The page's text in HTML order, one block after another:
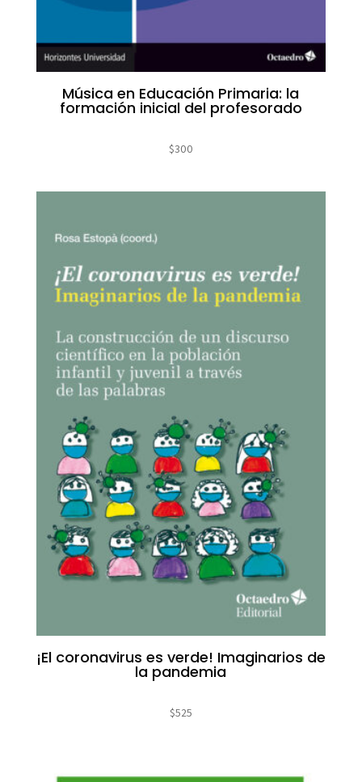
Música en Educación Primaria: la
formación inicial del profesorado
$300
¡El coronavirus es verde! Imaginarios de
la pandemia
$525